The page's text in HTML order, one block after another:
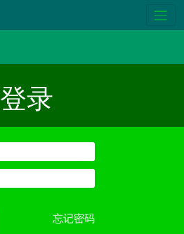
登录
忘记密码